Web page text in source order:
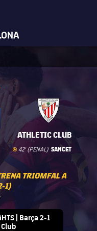
rightwith-name
La Liga
ATHLETIC CLUB
Golgoal
42' (PENAL) SANCET
TRIOMFAL A
1)
LABEL.ARIA.ARROWRIGHT
| Barça 2-1